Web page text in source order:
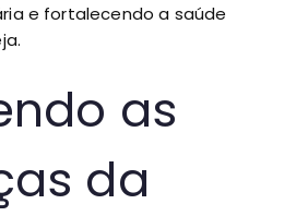
e fortalecendo a saúde
as
da